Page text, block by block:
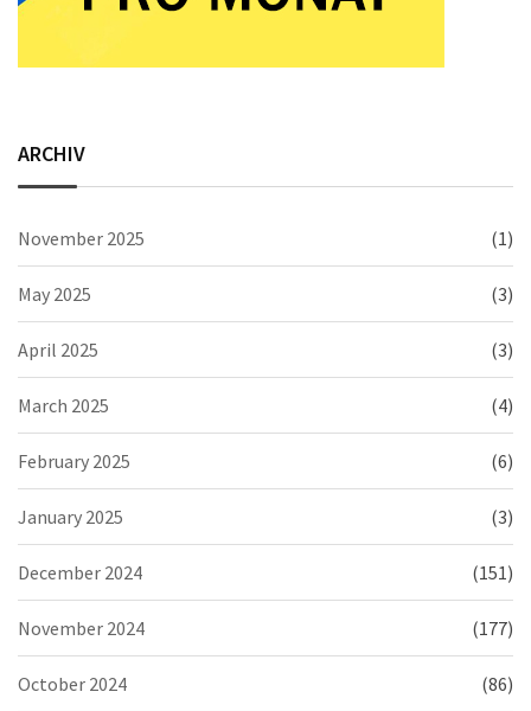
ARCHIV
November 2025 (1)
May 2025 (3)
April 2025 (3)
March 2025 (4)
February 2025 (6)
January 2025 (3)
December 2024 (151)
November 2024 (177)
October 2024 (86)